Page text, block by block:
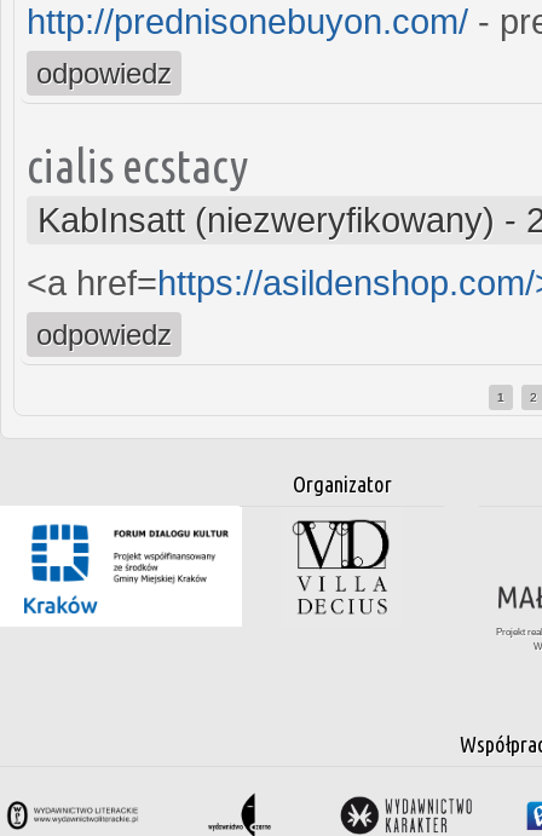
http://prednisonebuyon.com/ -
odpowiedz
cialis ecstacy
KabInsatt (niezweryfikowany) -
<a href=https://
odpowiedz
1 2
Organizator
Projekt